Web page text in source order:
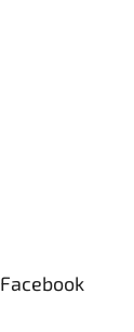
Facebook